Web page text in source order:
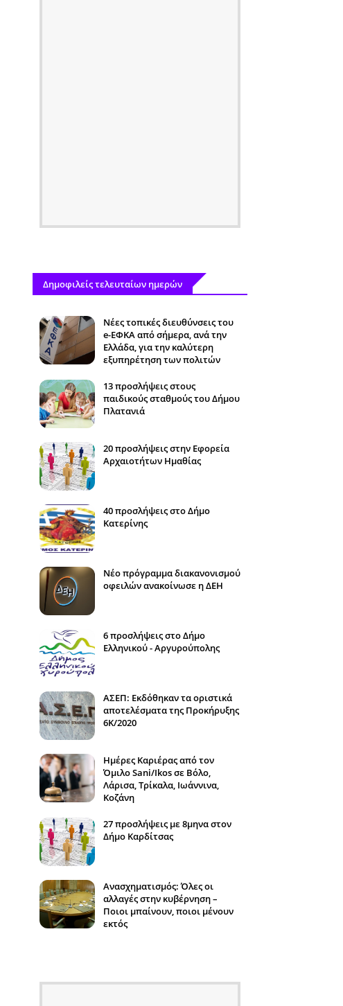
Δημοφιλείς τελευταίων ημερών
Νέες τοπικές διευθύνσεις του
e-ΕΦΚΑ από σήμερα, ανά την
Ελλάδα, για την καλύτερη
εξυπηρέτηση των πολιτών
13 προσλήψεις στους
παιδικούς σταθμούς του Δήμου
Πλατανιά
20 προσλήψεις στην Εφορεία
Αρχαιοτήτων Ημαθίας
40 προσλήψεις στο Δήμο
Κατερίνης
Νέο πρόγραμμα διακανονισμού
οφειλών ανακοίνωσε η ΔΕΗ
6 προσλήψεις στο Δήμο
Ελληνικού - Αργυρούπολης
ΑΣΕΠ: Εκδόθηκαν τα οριστικά
αποτελέσματα της Προκήρυξης
6Κ/2020
Ημέρες Καριέρας από τον
Όμιλο Sani/Ikos σε Βόλο,
Λάρισα, Τρίκαλα, Ιωάννινα,
Κοζάνη
27 προσλήψεις με 8μηνα στον
Δήμο Καρδίτσας
Ανασχηματισμός: Όλες οι
αλλαγές στην κυβέρνηση –
Ποιοι μπαίνουν, ποιοι μένουν
εκτός